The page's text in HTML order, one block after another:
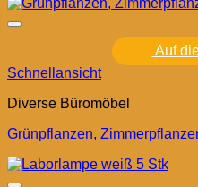
Auf
Schnellansicht
Diverse Büromöbel
Grünpflanzen,